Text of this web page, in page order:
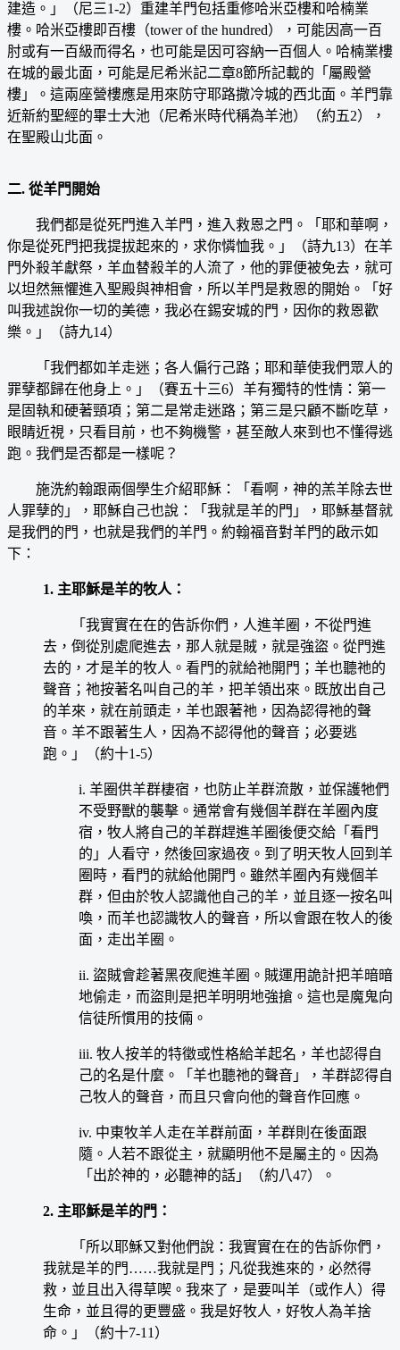
建造。」（尼三1-2）重建羊門包括重修哈米亞樓和哈楠業
樓。哈米亞樓即百樓（tower of the hundred），可能因高一百
肘或有一百級而得名，也可能是因可容納一百個人。哈楠業樓
在城的最北面，可能是尼希米記二章8節所記載的「屬殿營
樓」。這兩座營樓應是用來防守耶路撒冷城的西北面。羊門靠
近新約聖經的畢士大池（尼希米時代稱為羊池）（約五2），
在聖殿山北面。
二. 從羊門開始
我們都是從死門進入羊門，進入救恩之門。「耶和華啊，
你是從死門把我提拔起來的，求你憐恤我。」（詩九13）在羊
門外殺羊獻祭，羊血替殺羊的人流了，他的罪便被免去，就可
以坦然無懼進入聖殿與神相會，所以羊門是救恩的開始。「好
叫我述說你一切的美德，我必在錫安城的門，因你的救恩歡
樂。」（詩九14）
「我們都如羊走迷；各人偏行己路；耶和華使我們眾人的
罪孽都歸在他身上。」（賽五十三6）羊有獨特的性情：第一
是固執和硬著頸項；第二是常走迷路；第三是只顧不斷吃草，
眼睛近視，只看目前，也不夠機警，甚至敵人來到也不懂得逃
跑。我們是否都是一樣呢？
施洗約翰跟兩個學生介紹耶穌：「看啊，神的羔羊除去世
人罪孽的」，耶穌自己也說：「我就是羊的門」，耶穌基督就
是我們的門，也就是我們的羊門。約翰福音對羊門的啟示如
下：
1. 主耶穌是羊的牧人：
「我實實在在的告訴你們，人進羊圈，不從門進
去，倒從別處爬進去，那人就是賊，就是強盜。從門進
去的，才是羊的牧人。看門的就給祂開門；羊也聽祂的
聲音；祂按著名叫自己的羊，把羊領出來。既放出自己
的羊來，就在前頭走，羊也跟著祂，因為認得祂的聲
音。羊不跟著生人，因為不認得他的聲音；必要逃
跑。」（約十1-5）
i. 羊圈供羊群棲宿，也防止羊群流散，並保護牠們
不受野獸的襲擊。通常會有幾個羊群在羊圈內度
宿，牧人將自己的羊群趕進羊圈後便交給「看門
的」人看守，然後回家過夜。到了明天牧人回到羊
圈時，看門的就給他開門。雖然羊圈內有幾個羊
群，但由於牧人認識他自己的羊，並且逐一按名叫
喚，而羊也認識牧人的聲音，所以會跟在牧人的後
面，走出羊圈。
ii. 盜賊會趁著黑夜爬進羊圈。賊運用詭計把羊暗暗
地偷走，而盜則是把羊明明地強搶。這也是魔鬼向
信徒所慣用的技倆。
iii. 牧人按羊的特徵或性格給羊起名，羊也認得自
己的名是什麼。「羊也聽祂的聲音」，羊群認得自
己牧人的聲音，而且只會向他的聲音作回應。
iv. 中東牧羊人走在羊群前面，羊群則在後面跟
隨。人若不跟從主，就顯明他不是屬主的。因為
「出於神的，必聽神的話」（約八47）。
2. 主耶穌是羊的門：
「所以耶穌又對他們說：我實實在在的告訴你們，
我就是羊的門……我就是門；凡從我進來的，必然得
救，並且出入得草喫。我來了，是要叫羊（或作人）得
生命，並且得的更豐盛。我是好牧人，好牧人為羊捨
命。」（約十7-11）